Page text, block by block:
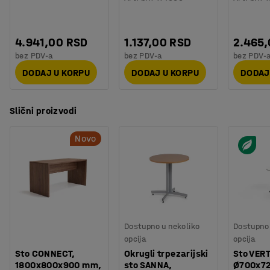
4.941,00 RSD
bez PDV-a
DODAJ U KORPU
1.137,00 RSD
bez PDV-a
DODAJ U KORPU
bez PDV-
Slični proizvodi
Novo
Sto CONNECT,
1800x800x900 mm,
Dostupno u nekoliko
opcija
Okrugli trpezarijski
sto SANNA,
opcija
Sto